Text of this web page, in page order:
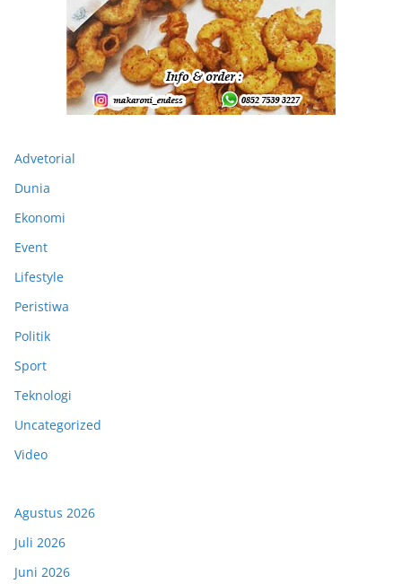
Advetorial
Dunia
Ekonomi
Event
Lifestyle
Peristiwa
Politik
Sport
Teknologi
Uncategorized
Video
Agustus 2026
Juli 2026
Juni 2026